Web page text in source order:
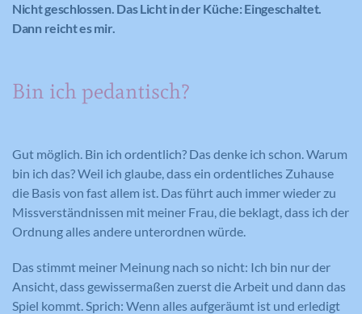
Nicht geschlossen. Das Licht in der Küche: Eingeschaltet.
Dann reicht es mir.
Bin ich pedantisch?
Gut möglich. Bin ich ordentlich? Das denke ich schon. Warum
bin ich das? Weil ich glaube, dass ein ordentliches Zuhause
die Basis von fast allem ist. Das führt auch immer wieder zu
Missverständnissen mit meiner Frau, die beklagt, dass ich der
Ordnung alles andere unterordnen würde.
Das stimmt meiner Meinung nach so nicht: Ich bin nur der
Ansicht, dass gewissermaßen zuerst die Arbeit und dann das
Spiel kommt. Sprich: Wenn alles aufgeräumt ist und erledigt